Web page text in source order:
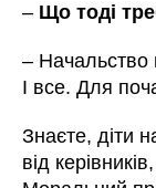
– Що тоді
– Начальство
І все. Для
Знаєте, діти
від